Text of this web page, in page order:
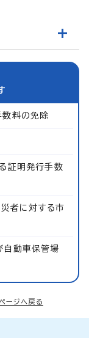
数料の免除
証明発行手数
者に対する市
自動車保管場
ージへ戻る